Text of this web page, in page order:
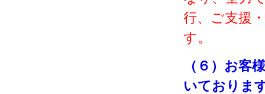
行、ご支援
す。
（６）お客
いておりま